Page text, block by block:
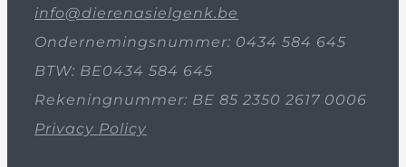
info@dierenasielgenk.be
Ondernemingsnummer: 0434 584 645
BTW: BE0434 584 645
Rekeningnummer: BE 85 2350 2617 0006
Privacy Policy